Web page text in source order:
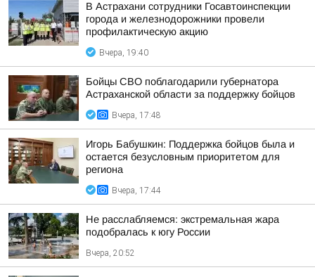
В Астрахани сотрудники Госавтоинспекции
города и железнодорожники провели
профилактическую акцию
Вчера, 19:40
Бойцы СВО поблагодарили губернатора
Астраханской области за поддержку бойцов
Вчера, 17:48
Игорь Бабушкин: Поддержка бойцов была и
остается безусловным приоритетом для
региона
Вчера, 17:44
Не расслабляемся: экстремальная жара
подобралась к югу России
Вчера, 20:52